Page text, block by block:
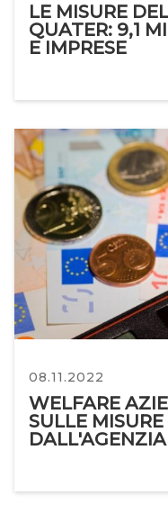
LE MISURE
QUATER: 9,1
E IMPRESE
08.11.2022
WELFARE
SULLE